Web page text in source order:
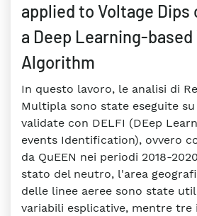
applied to Voltage
a Deep Learning-
Algorithm
In questo lavoro, le analisi di
Multipla sono state eseguite
validate con DELFI (DEep
events Identification), ovvero
da QuEEN nei periodi 2018-
stato del neutro, l'area
delle linee aeree sono state
variabili esplicative, mentre tre